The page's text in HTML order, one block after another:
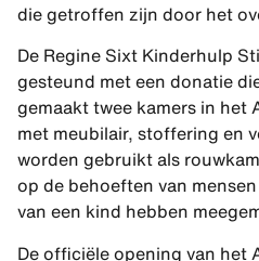
die getroffen zijn door het
De Regine Sixt Kinderhulp
gesteund met een donatie
gemaakt twee kamers in het
met meubilair, stoffering en
worden gebruikt als
op de behoeften van
van een kind hebben
De officiële opening van het